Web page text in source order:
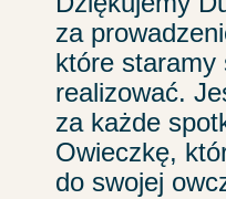
za
które staramy
realizować.
za każde
Owieczkę,
do swojej